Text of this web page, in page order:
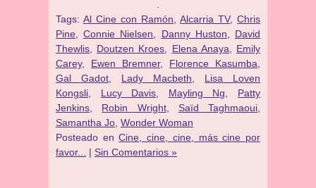
Tags: Al Cine con Ramón Alcarria TV, Chris
Pine ,Connie Nielsen Danny Huston
David
Thewlis
Doutzen Kroes Elena Anaya
Emily
Carey, Ewen Bremner, Florence Kasumba
Gal Gadot
Lady Macbeth
Lisa Loven
Kongsli
Lucy Davis Mayling Ng
Patty
Jenkins
Robin Wright, Saïd Taghmaoui
Samantha Jo Wonder Woman
Posteado enCine, cine, cine, más cine por
favor...
| Sin Comentarios »